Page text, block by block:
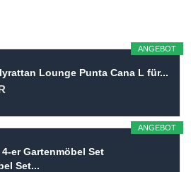
ANGEBOT
Lounge Punta Cana L für...
ANGEBOT
er Gartenmöbel Set
Set...